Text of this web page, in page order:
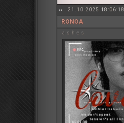
21.10.2025 18:06:18
RONOA
a s h e s